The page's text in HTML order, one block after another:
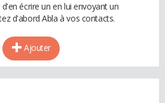
écrire un en lui envoyant un
d'abord Abla à vos contacts.
Ajouter